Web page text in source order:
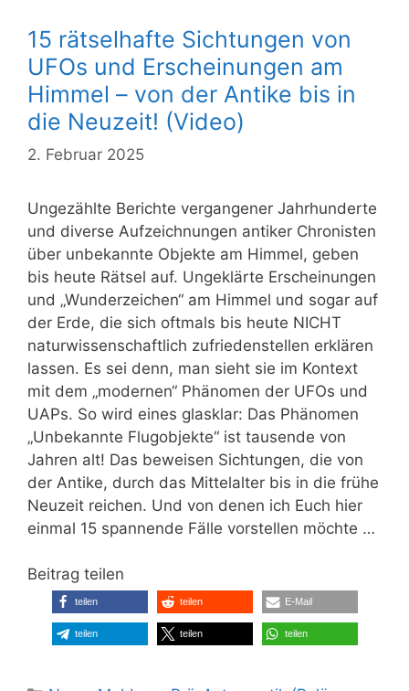
15 rätselhafte Sichtungen von
UFOs und Erscheinungen am
Himmel – von der Antike bis in
die Neuzeit! (Video)
2. Februar 2025
Ungezählte Berichte vergangener Jahrhunderte
und diverse Aufzeichnungen antiker Chronisten
über unbekannte Objekte am Himmel, geben
bis heute Rätsel auf. Ungeklärte Erscheinungen
und „Wunderzeichen“ am Himmel und sogar auf
der Erde, die sich oftmals bis heute NICHT
naturwissenschaftlich zufriedenstellen erklären
lassen. Es sei denn, man sieht sie im Kontext
mit dem „modernen“ Phänomen der UFOs und
UAPs. So wird eines glasklar: Das Phänomen
„Unbekannte Flugobjekte“ ist tausende von
Jahren alt! Das beweisen Sichtungen, die von
der Antike, durch das Mittelalter bis in die frühe
Neuzeit reichen. Und von denen ich Euch hier
einmal 15 spannende Fälle vorstellen möchte …
Beitrag teilen
teilen teilen E-Mail
teilen teilen teilen